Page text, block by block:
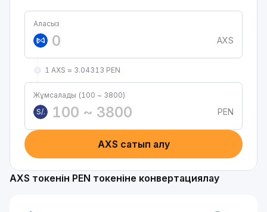
Аласыз
AXS
1 AXS ≈ 3.04313 PEN
Жұмсалады (100 ~ 3800)
S/.
PEN
AXS сатып алу
AXS токенін PEN токеніне конвертациялау